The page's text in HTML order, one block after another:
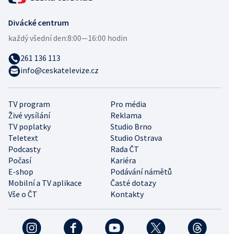
TV program
Pro média
Živé vysílání
Reklama
TV poplatky
Studio Brno
Teletext
Studio Ostrava
Podcasty
Rada ČT
Počasí
Kariéra
E-shop
Podávání námětů
Mobilní a TV aplikace
Časté dotazy
Vše o ČT
Kontakty
Divácké centrum
každý všední den:8:00—16:00 hodin
261 136 113
info@ceskatelevize.cz